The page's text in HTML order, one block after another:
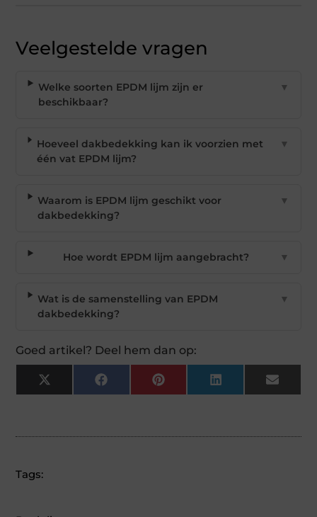
Veelgestelde vragen
Welke soorten EPDM lijm zijn er
beschikbaar?
▼
Hoeveel dakbedekking kan ik voorzien met
één vat EPDM lijm?
▼
Waarom is EPDM lijm geschikt voor
dakbedekking?
▼
Hoe wordt EPDM lijm aangebracht? ▼
Wat is de samenstelling van EPDM
dakbedekking?
▼
Goed artikel? Deel hem dan op:
X
(Twitter)
Facebook Pinterest LinkedIn Email
Tags: